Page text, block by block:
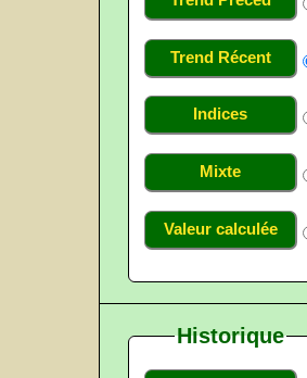
Trend Récent
Indices
Mixte
Valeur calculée
Historique